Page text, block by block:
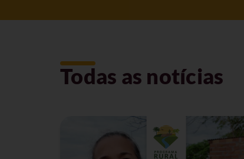
Todas as notícias